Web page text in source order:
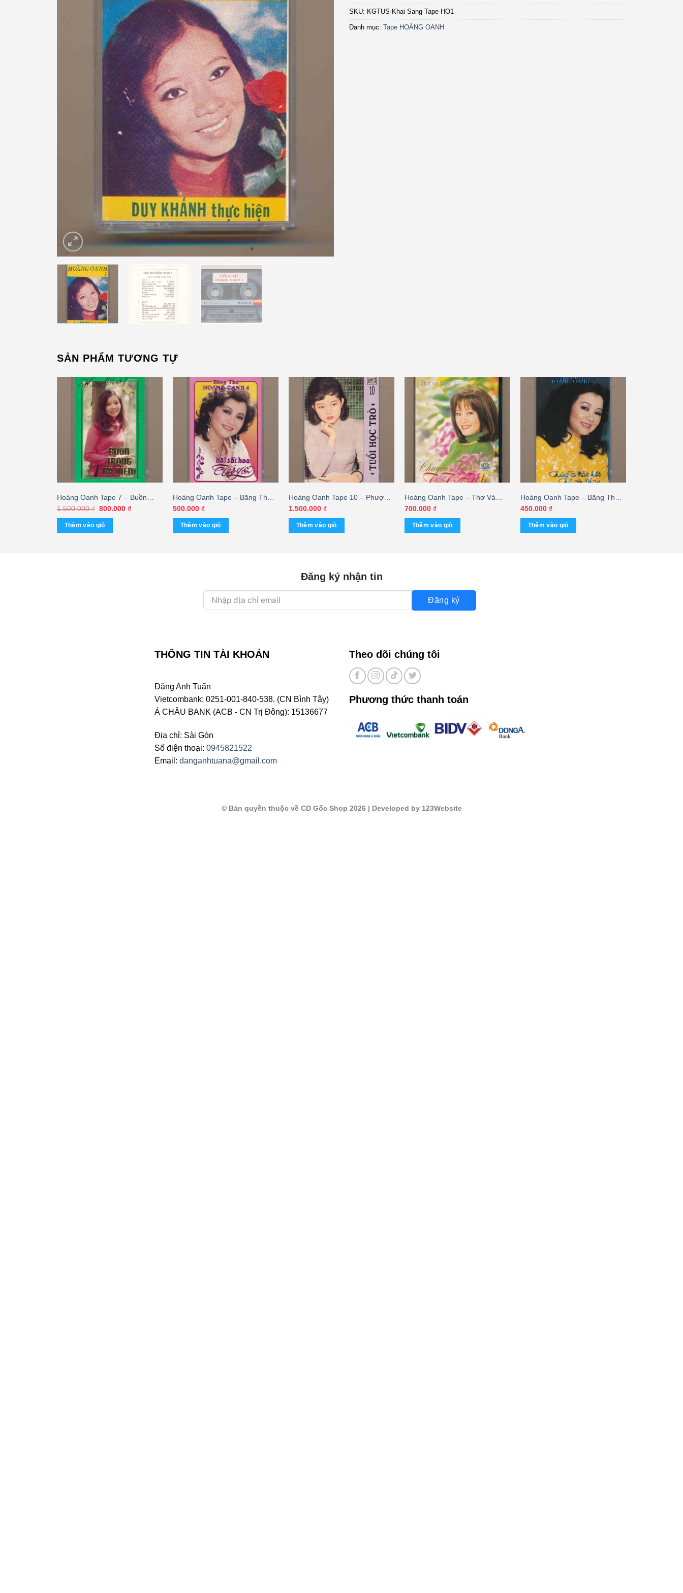
SKU: KGTUS-Khai Sang Tape-HO1
Danh mục: Tape HOÀNG OANH
SẢN PHẨM TƯƠNG TỰ
Hoàng Oanh Tape 7 – Buồn
Trong Kỷ Niệm (Băng Đen,
KHÔNG BÌA GỐC) KGFR
1.500.000₫ Giá
là:
1.500.000 ₫.
800.000 ₫Giá
Thêm vào giỏ
Hoàng Oanh Tape – Băng Thơ 4
– Hai Sắc Hoa Ti Gôn (Băng
Đen) KGTUS
500.000 ₫
Thêm vào giỏ
Hoàng Oanh Tape 10 – Phượng
Vỹ Trường Xưa – Tuổi Học Trò
(KGTUS)
1.500.000 ₫
Thêm vào giỏ
Hoàng Oanh Tape – Thơ Và
Nhạc 1 – Chuyện Tình TTKH
(Băng Đen) KGTUS
700.000 ₫
Thêm vào giỏ
Hoàng Oanh Tape – Băng Thơ 5
– Chúng Ta Mất Hết Chỉ Còn
Nhau (KGTUS)
450.000 ₫
Thêm vào giỏ
Đăng ký nhận tin
Đăng ký
THÔNG TIN TÀI KHOẢN
Đặng Anh Tuấn
Vietcombank: 0251-001-840-538. (CN Bình Tây)
Á CHÂU BANK (ACB - CN Trị Đông): 15136677
Địa chỉ: Sài Gòn
Số điện thoại: 0945821522
Email: danganhtuana@gmail.com
Theo dõi chúng tôi
Phương thức thanh toán
© Bản quyền thuộc về CD Gốc Shop 2026| Developed by 123Website